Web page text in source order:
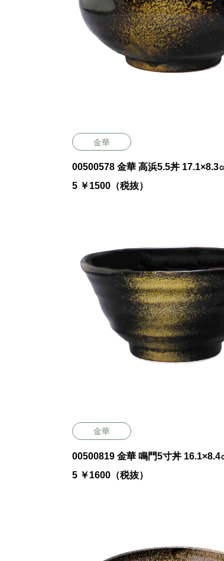
金華
00500578 金華 高浜5.5丼 17.1×8.3㎝ 1085㏄ P.4
5 ￥1500（税抜）
金華
00500819 金華 鳴門5寸丼 16.1×8.4㎝ 805㏄ P.4
5 ￥1600（税抜）